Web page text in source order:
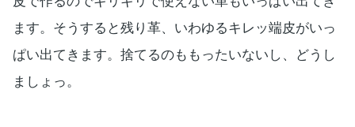
ます。そうすると残り革、いわゆるキレッ端皮がいっ
ぱい出てきます。捨てるのももったいないし、どうし
ましょっ。